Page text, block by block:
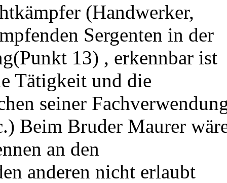
(Handwerker,
Sergenten in der
13) , erkennbar ist
Tätigkeit und die
seiner
Beim Bruder Maurer
an den
anderen nicht erlaubt